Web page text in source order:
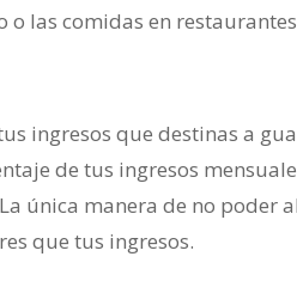
o las comidas en
ingresos que destinas a
de tus ingresos
única manera de no poder
que tus ingresos.